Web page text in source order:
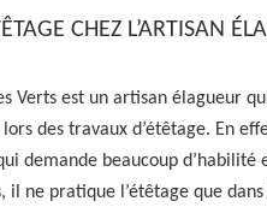
CHEZ L’ARTISAN
Verts est un artisan élagueur
des travaux d’étêtage. En
demande beaucoup d’habilité
il ne pratique l’étêtage que